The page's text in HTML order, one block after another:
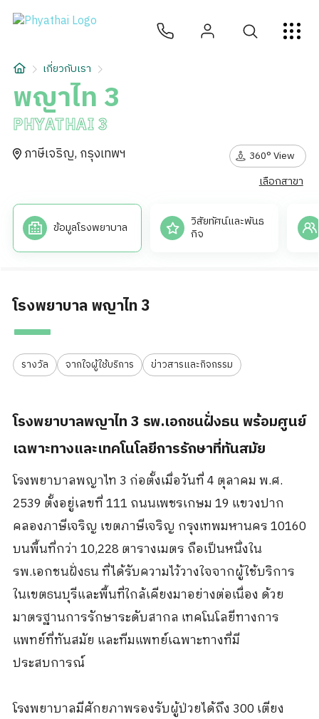
TH English
เกี่ยวกับเรา
สาขาโรงพยาบาล
เกี่ยวกับเรา
พญาไท 3
PHYATHAI 3
ภาษีเจริญ, กรุงเทพฯ 360° View
เลือกสาขา
ข้อมูลโรงพยาบาล วิสัยทัศน์และพันธ
กิจ
โรงพยาบาล พญาไท 3
รางวัล จากใจผู้ใช้บริการ ข่าวสารและกิจกรรม
โรงพยาบาลพญาไท 3 รพ.เอกชนฝั่งธน พร้อมศูนย์
เฉพาะทางและเทคโนโลยีการรักษาที่ทันสมัย
โรงพยาบาลพญาไท 3 ก่อตั้งเมื่อวันที่ 4 ตุลาคม พ.ศ.
2539 ตั้งอยู่เลขที่ 111 ถนนเพชรเกษม 19 แขวงปาก
คลองภาษีเจริญ เขตภาษีเจริญ กรุงเทพมหานคร 10160
บนพื้นที่กว่า 10,228 ตารางเมตร ถือเป็นหนึ่งใน
รพ.เอกชนฝั่งธน ที่ได้รับความไว้วางใจจากผู้ใช้บริการ
ในเขตธนบุรีและพื้นที่ใกล้เคียงมาอย่างต่อเนื่อง ด้วย
มาตรฐานการรักษาระดับสากล เทคโนโลยีทางการ
แพทย์ที่ทันสมัย และทีมแพทย์เฉพาะทางที่มี
ประสบการณ์
โรงพยาบาลมีศักยภาพรองรับผู้ป่วยได้ถึง 300 เตียง